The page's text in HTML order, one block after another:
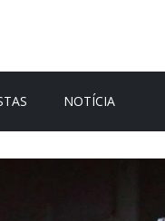
NOTÍCIA